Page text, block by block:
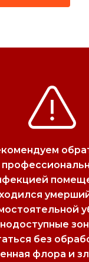
без
флора и